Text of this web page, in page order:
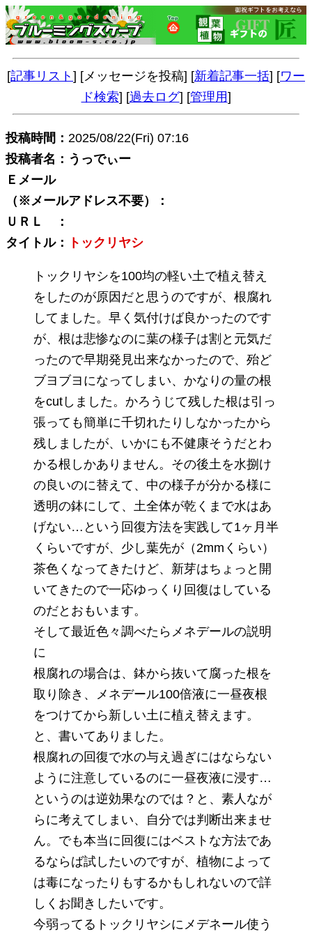
[記事リスト ] [メッセージを投稿] [新着記事一括] [ワー
ド検索] [過去ログ] [管理用]
投稿時間： 2025/08/22(Fri) 07:16
投稿者名：うっでぃー
Ｅメール
（※メールアドレス不要）：
ＵＲＬ ：
タイトル：
トックリヤシ
トックリヤシを100均の軽い土で植え替え
をしたのが原因だと思うのですが、根腐れ
してました。早く気付けば良かったのです
が、根は悲惨なのに葉の様子は割と元気だ
ったので早期発見出来なかったので、殆ど
ブヨブヨになってしまい、かなりの量の根
をcutしました。かろうじて残した根は引っ
張っても簡単に千切れたりしなかったから
残しましたが、いかにも不健康そうだとわ
かる根しかありません。その後土を水捌け
の良いのに替えて、中の様子が分かる様に
透明の鉢にして、土全体が乾くまで水はあ
げない…という回復方法を実践して1ヶ月半
くらいですが、少し葉先が（2mmくらい）
茶色くなってきたけど、新芽はちょっと開
いてきたので一応ゆっくり回復はしている
のだとおもいます。
そして最近色々調べたらメネデールの説明
に
根腐れの場合は、鉢から抜いて腐った根を
取り除き、メネデール100倍液に一昼夜根
をつけてから新しい土に植え替えます。
と、書いてありました。
根腐れの回復で水の与え過ぎにはならない
ように注意しているのに一昼夜液に浸す…
というのは逆効果なのでは？と、素人なが
らに考えてしまい、自分では判断出来ませ
ん。でも本当に回復にはベストな方法であ
るならば試したいのですが、植物によって
は毒になったりもするかもしれないので詳
しくお聞きしたいです。
今弱ってるトックリヤシにメデネール使う